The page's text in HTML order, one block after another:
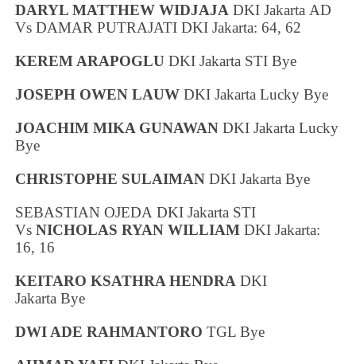
DARYL MATTHEW WIDJAJA DKI Jakarta AD
Vs DAMAR PUTRAJATIDKI Jakarta: 64, 62
KEREM ARAPOGLU DKI Jakarta STI Bye
JOSEPH OWEN LAUW DKI Jakarta Lucky Bye
JOACHIM MIKA GUNAWAN DKI Jakarta Lucky
Bye
CHRISTOPHE SULAIMAN DKI Jakarta Bye
SEBASTIAN OJEDADKI Jakarta STI
VsNICHOLAS RYAN WILLIAM DKI Jakarta:
16, 16
KEITARO KSATHRA HENDRA DKI
Jakarta Bye
DWI ADE RAHMANTORO TGL Bye